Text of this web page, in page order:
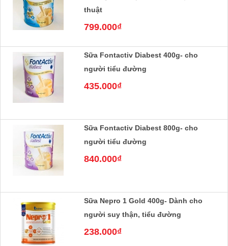
thuật
799.000₫
Sữa Fontactiv Diabest 400g- cho
người tiểu đường
435.000₫
Sữa Fontactiv Diabest 800g- cho
người tiểu đường
840.000₫
Sữa Nepro 1 Gold 400g- Dành cho
người suy thận, tiểu đường
238.000₫